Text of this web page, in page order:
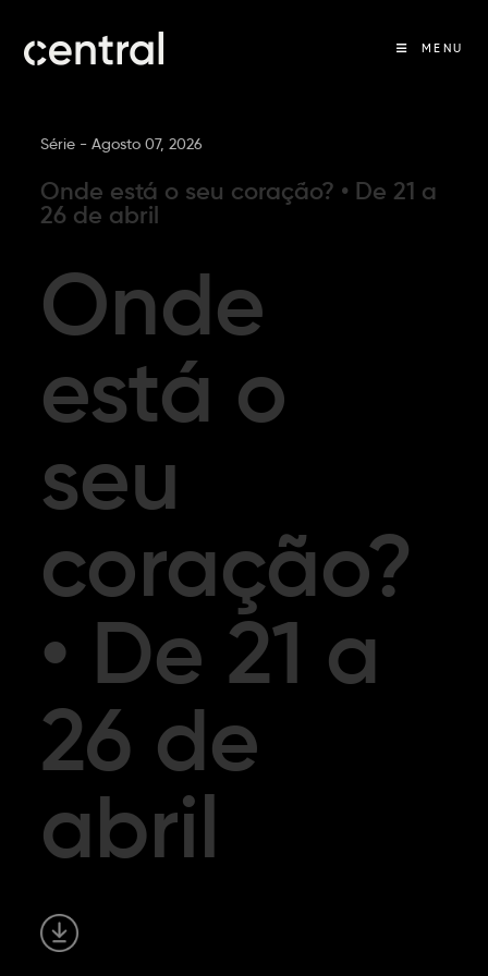
MENU
Série -Agosto 07, 2026
Onde está o seu coração? • De 21 a
26 de abril
Onde
está o
seu
coração?
• De 21 a
26 de
abril